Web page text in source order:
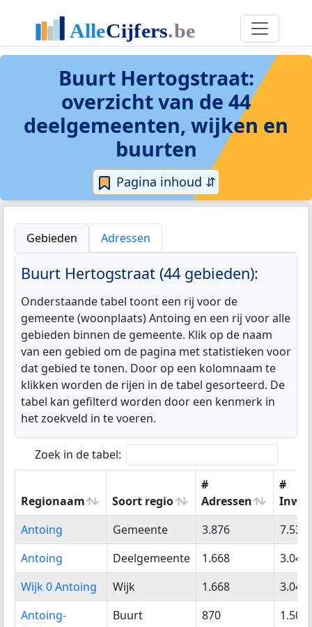
Buurt Hertogstraat:
overzicht van de 44
deelgemeenten, wijken en
buurten
Pagina inhoud ⇵
Gebieden Adressen
Buurt Hertogstraat (44 gebieden):
Onderstaande tabel toont een rij voor de
gemeente (woonplaats) Antoing en een rij voor alle
gebieden binnen de gemeente. Klik op de naam
van een gebied om de pagina met statistieken voor
dat gebied te tonen. Door op een kolomnaam te
klikken worden de rijen in de tabel gesorteerd. De
tabel kan gefilterd worden door een kenmerk in
het zoekveld in te voeren.
Zoek in de tabel:
Regionaam Soort regio
#
Adressen
#
Regionaam
Soort regio
#
Adressen
#
Antoing Gemeente 3.876
7.538
Antoing
Deelgemeente 1.668
3.044
Wijk 0 Antoing
Wijk 1.668
3.044
Antoing-
Buurt 870 1.505